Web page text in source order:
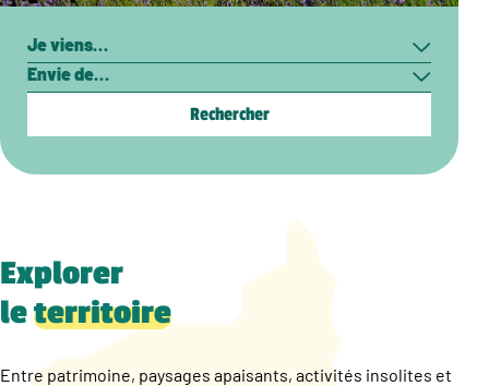
Rechercher
Explorer
leterritoire
Entre patrimoine, paysages apaisants, activités insolites et